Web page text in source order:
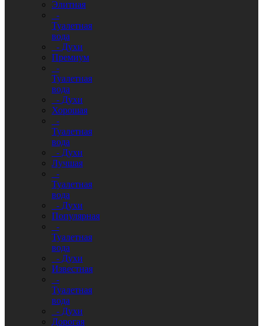
Элитная
-
Туалетная
вода
- Духи
Премиум
-
Туалетная
вода
- Духи
Хорошая
-
Туалетная
вода
- Духи
Лучшая
-
Туалетная
вода
- Духи
Популярная
-
Туалетная
вода
- Духи
Известная
-
Туалетная
вода
- Духи
Дорогая